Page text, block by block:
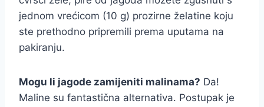
jednom vrećicom (10 g) prozirne želatine koju
ste prethodno pripremili prema uputama na
pakiranju.
Mogu li jagode zamijeniti malinama? Da!
Maline su fantastična alternativa. Postupak je